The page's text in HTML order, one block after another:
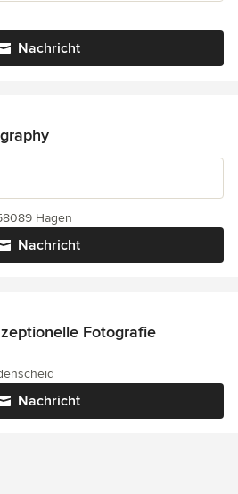
Nachricht
Nachricht
Hagen
Fotografie
Nachricht